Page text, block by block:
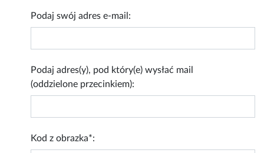
Podaj swój adres e-mail:
Podaj adres(y), pod który(e) wysłać mail
(oddzielone przecinkiem):
Kod z obrazka*: